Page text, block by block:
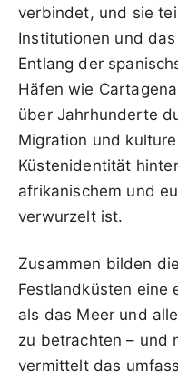
verbindet, und sie
Institutionen und
Entlang der
Häfen wie
über Jahrhunderte
Migration und
Küstenidentität
afrikanischem und
verwurzelt ist.
Zusammen bilden
Festlandküsten eine
als das Meer und
zu betrachten – und
vermittelt das